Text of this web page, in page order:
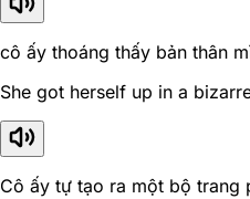
cô ấy thoáng thấy bản thân
She got herself up in a
Cô ấy tự tạo ra một bộ trang